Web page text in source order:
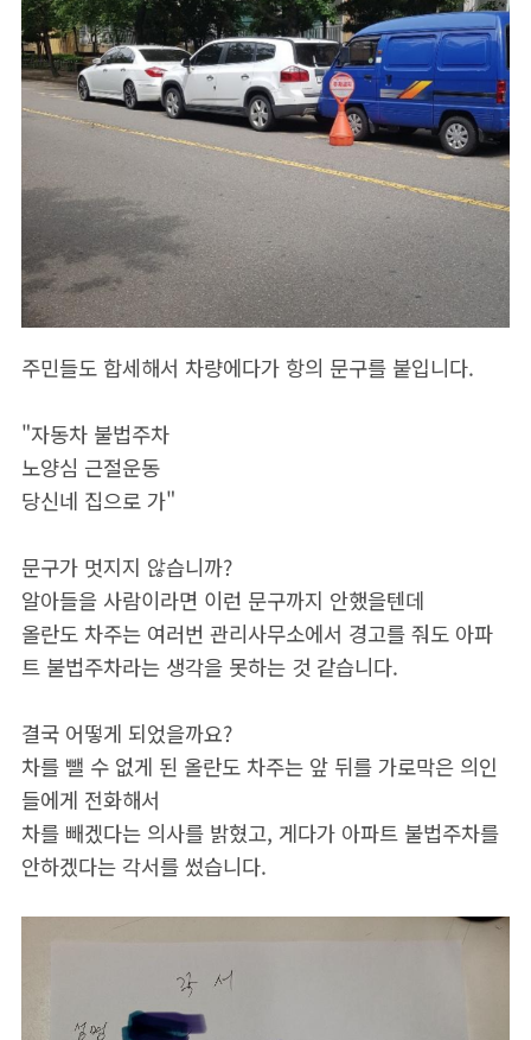
주민들도 합세해서 차량에다가 항의 문구를 붙입니다.
"자동차 불법주차
노양심 근절운동
당신네 집으로 가"
문구가 멋지지 않습니까?
알아들을 사람이라면 이런 문구까지 안했을텐데
올란도 차주는 여러번 관리사무소에서 경고를 줘도 아파
트 불법주차라는 생각을 못하는 것 같습니다.
결국 어떻게 되었을까요?
차를 뺄 수 없게 된 올란도 차주는 앞 뒤를 가로막은 의인
들에게 전화해서
차를 빼겠다는 의사를 밝혔고, 게다가 아파트 불법주차를
안하겠다는 각서를 썼습니다.